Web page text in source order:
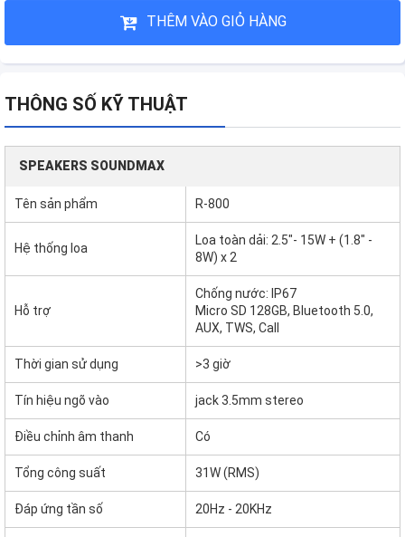
THÊM VÀO GIỎ HÀNG
THÔNG SỐ KỸ THUẬT
SPEAKERS SOUNDMAX
Tên sản phẩm R-800
Hệ thống loa
Loa toàn dải: 2.5"- 15W + (1.8" -
8W) x 2
Hỗ trợ
Chống nước: IP67
Micro SD 128GB, Bluetooth 5.0,
AUX, TWS, Call
Thời gian sử dụng >3 giờ
Tín hiệu ngõ vào jack 3.5mm stereo
Điều chỉnh âm thanh Có
Tổng công suất 31W (RMS)
Đáp ứng tần số 20Hz - 20KHz